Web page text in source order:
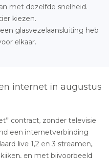
met dezelfde snelheid.
kiezen.
glasvezelaansluiting heb
elkaar.
internet in augustus
contract, zonder televisie
een internetverbinding
live 1,2 en 3 streamen,
en met bijvoorbeeld